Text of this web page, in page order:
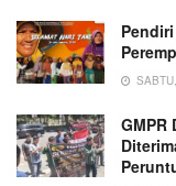
GMPR